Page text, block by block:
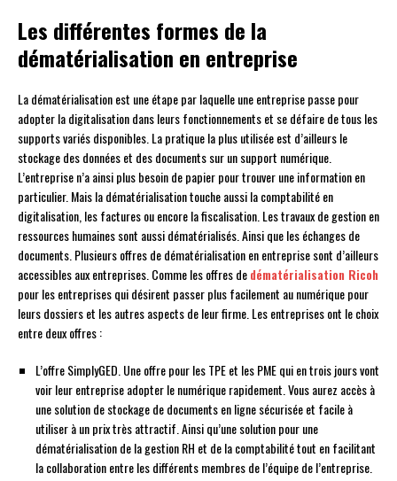
Les différentes formes de la
dématérialisation en entreprise
La dématérialisation est une étape par laquelle une entreprise passe pour
adopter la digitalisation dans leurs fonctionnements et se défaire de tous les
supports variés disponibles. La pratique la plus utilisée est d’ailleurs le
stockage des données et des documents sur un support numérique.
L’entreprise n’a ainsi plus besoin de papier pour trouver une information en
particulier. Mais la dématérialisation touche aussi la comptabilité en
digitalisation, les factures ou encore la fiscalisation. Les travaux de gestion en
ressources humaines sont aussi dématérialisés. Ainsi que les échanges de
documents. Plusieurs offres de dématérialisation en entreprise sont d’ailleurs
accessibles aux entreprises. Comme les offres dedématérialisation Ricoh
pour les entreprises qui désirent passer plus facilement au numérique pour
leurs dossiers et les autres aspects de leur firme. Les entreprises ont le choix
entre deux offres :
L’offre SimplyGED. Une offre pour les TPE et les PME qui en trois jours vont
voir leur entreprise adopter le numérique rapidement. Vous aurez accès à
une solution de stockage de documents en ligne sécurisée et facile à
utiliser à un prix très attractif. Ainsi qu’une solution pour une
dématérialisation de la gestion RH et de la comptabilité tout en facilitant
la collaboration entre les différents membres de l’équipe de l’entreprise.